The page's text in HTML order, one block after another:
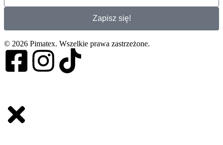
Zapisz się!
© 2026 Pimatex. Wszelkie prawa zastrzeżone.